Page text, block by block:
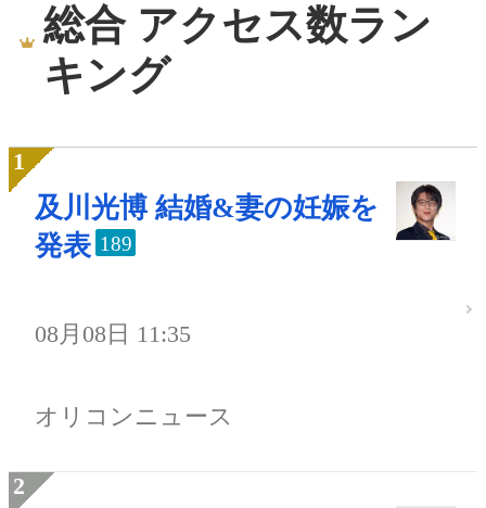
総合 アクセス数ラン
キング
及川光博 結婚&妻の妊娠を
発表 189
08月08日 11:35
オリコンニュース